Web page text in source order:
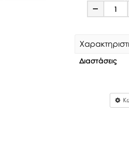
Διαστάσεις